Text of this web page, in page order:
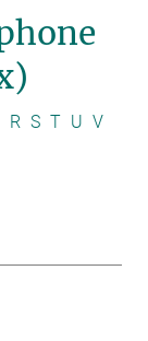
R S T U V